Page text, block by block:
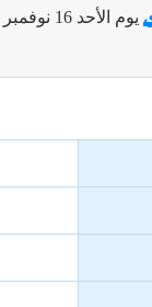
يوم الأحد 16 نوفمبر 2025 عند الساعة